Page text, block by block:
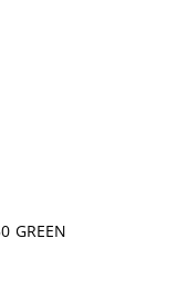
GREEN